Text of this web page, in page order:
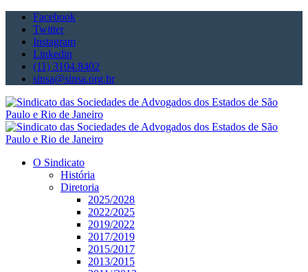
Facebook
Twitter
Instagram
Linkedin
(11) 3104.8402
sinsa@sinsa.org.br
O Sindicato
História
Diretoria
2025/2028
2022/2025
2019/2022
2017/2019
2015/2017
2013/2015